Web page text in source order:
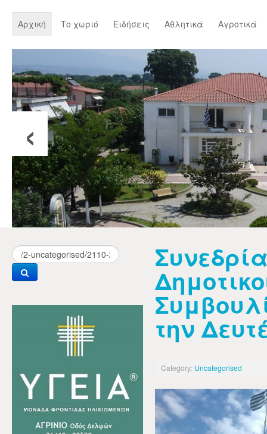
Αρχική Το χωριό Ειδήσεις Αθλητικά Αγροτικά
‹
την
Category: Uncategorised